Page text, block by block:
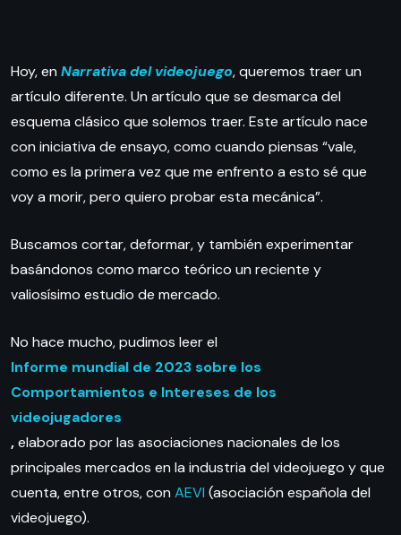
Hoy, en Narrativa del videojuego, queremos traer un
artículo diferente. Un artículo que se desmarca del
esquema clásico que solemos traer. Este artículo nace
con iniciativa de ensayo, como cuando piensas “vale,
como es la primera vez que me enfrento a esto sé que
voy a morir, pero quiero probar esta mecánica”.
Buscamos cortar, deformar, y también experimentar
basándonos como marco teórico un reciente y
valiosísimo estudio de mercado.
No hace mucho, pudimos leer el
Informe mundial de 2023 sobre los
Comportamientos e Intereses de los
videojugadores
,elaborado por las asociaciones nacionales de los
principales mercados en la industria del videojuego y que
cuenta, entre otros, con AEVI (asociación española del
videojuego).